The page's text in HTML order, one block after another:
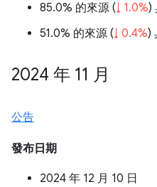
85.0% 的來源 (↓ 1.0%)
51.0% 的來源 (↓ 0.4%)
2024 年 11 月
公告
發布日期
2024 年 12 月 10 日